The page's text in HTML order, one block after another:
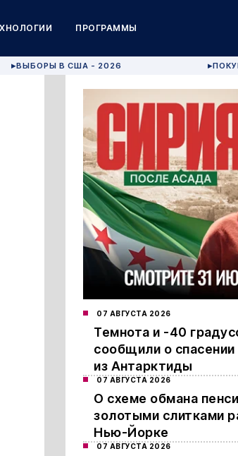
ПРОГРАММЫ
▶ВЫБОРЫ В США - 2026 ▶
07 АВГУСТА 2026
Темнота и -40
сообщили о
из Антарктиды
07 АВГУСТА 2026
О схеме обмана
золотыми слитками
Нью-Йорке
07 АВГУСТА 2026